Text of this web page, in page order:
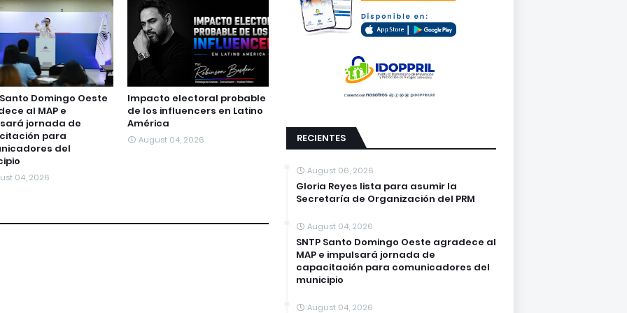
Santo Domingo Oeste
al MAP e
jornada de
para
del
04, 2026
Impacto electoral probable
de los influencers en Latino
América
August 04, 2026 RECIENTES
August 06, 2026
Gloria Reyes lista para asumir la
Secretaría de Organización del PRM
August 04, 2026
SNTP Santo Domingo Oeste agradece al
MAP e impulsará jornada de
capacitación para comunicadores del
municipio
August 04, 2026